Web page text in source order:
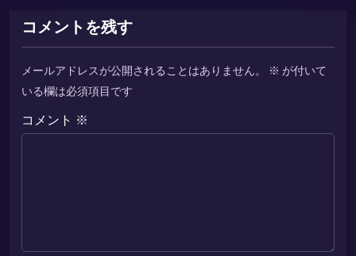
コメントを残す
メールアドレスが公開されることはありません。 ※ が付いて
いる欄は必須項目です
コメント ※